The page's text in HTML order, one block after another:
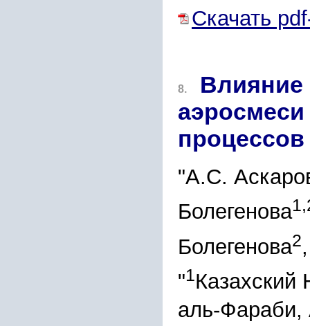
Скачать
8.
Влияние
"А.С.
Болегенова
Болегенова2
"1Казахский
аль-Фараби,